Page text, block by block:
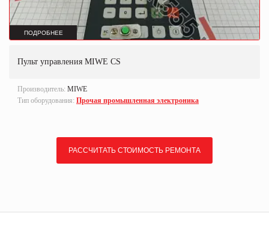
ПОДРОБНЕЕ
Пульт управления MIWE CS
Производитель: MIWE
Тип оборудования: Прочая промышленная электроника
РАССЧИТАТЬ СТОИМОСТЬ РЕМОНТА